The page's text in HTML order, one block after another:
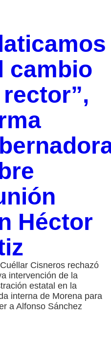
cambio
Héctor
Cisneros rechazó
intervención de la
estatal en la
interna de Morena para
a Alfonso Sánchez